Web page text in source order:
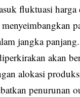
fluktuasi
jangka panjang.
akan
alokasi